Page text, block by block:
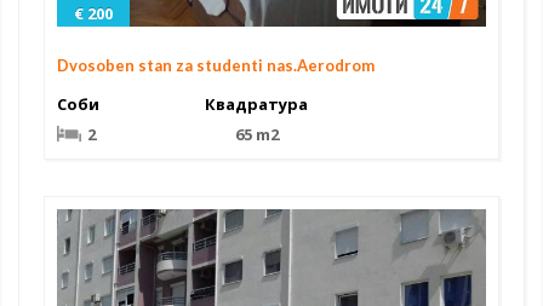
€ 200
Dvosoben stan za studenti nas.Aerodrom
Соби
2
Квадратура
65 m2